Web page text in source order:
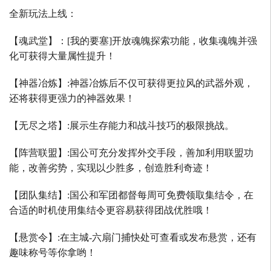
全新玩法上线：
【魂武堂】： [我的要塞]开放魂魄探索功能，收集魂魄并强
化可获得大量属性提升！
【神器冶炼】 :神器冶炼后不仅可获得更拉风的武器外观，
还将获得更强力的神器效果！
【无尽之塔】 :展示生存能力和战斗技巧的极限挑战。
【阵营联盟】 :国公可充分发挥外交手段，善加利用联盟功
能，改善劣势，实现以少胜多，创造胜利奇迹！
【团队集结】 :国公和军团都督每周可免费领取集结令，在
合适的时机使用集结令更容易获得团战优胜哦！
【悬赏令】 :在主城-六扇门捕快处可查看或发布悬赏，还有
趣味称号等你拿哟！